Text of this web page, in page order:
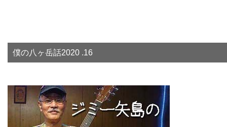
僕の八ヶ岳話2020 .16